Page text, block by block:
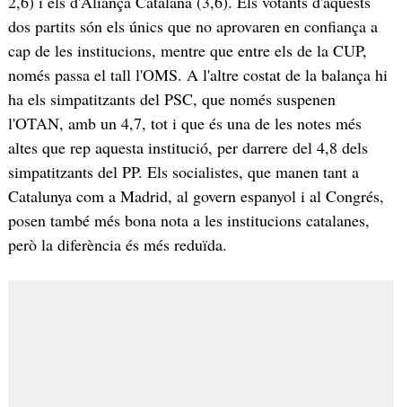
dos partits són els únics que no aprovaren en confiança a
cap de les institucions, mentre que entre els de la CUP,
només passa el tall l'OMS. A l'altre costat de la balança hi
ha els simpatitzants del PSC, que només suspenen
l'OTAN, amb un 4,7, tot i que és una de les notes més
altes que rep aquesta institució, per darrere del 4,8 dels
simpatitzants del PP. Els socialistes, que manen tant a
Catalunya com a Madrid, al govern espanyol i al Congrés,
posen també més bona nota a les institucions catalanes,
però la diferència és més reduïda.